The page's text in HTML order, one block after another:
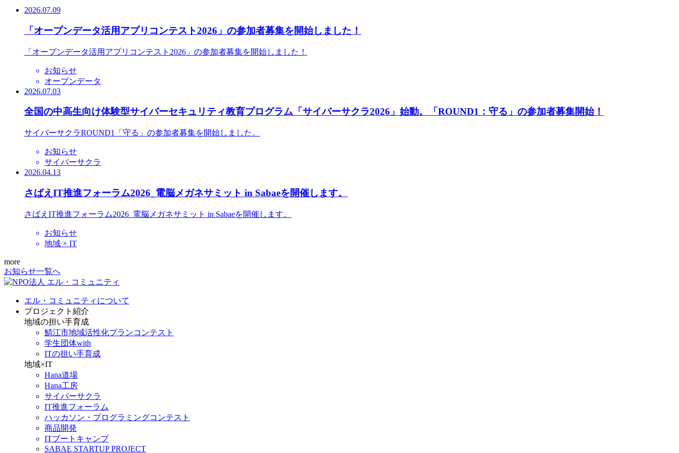
2026.07.09
「オープンデータ活用アプリコンテスト2026」の参加者募集を開始しました！
「オープンデータ活用アプリコンテスト2026」の参加者募集を開始しました！
お知らせ
オープンデータ
2026.07.03
全国の中高生向け体験型サイバーセキュリティ教育プログラム「サイバーサクラ2026」始動。「ROUND1：守る」の参加者募集開始！
サイバーサクラROUND1「守る」の参加者募集を開始しました。
お知らせ
サイバーサクラ
2026.04.13
さばえIT推進フォーラム2026_電脳メガネサミット in Sabaeを開催します。
さばえIT推進フォーラム2026_電脳メガネサミット in Sabaeを開催します。
お知らせ
地域 × IT
more
お知らせ一覧へ
エル・コミュニティについて
プロジェクト紹介
地域の担い手育成
鯖江市地域活性化プランコンテスト
学生団体with
ITの担い手育成
地域×IT
Hana道場
Hana工房
サイバーサクラ
IT推進フォーラム
ハッカソン・プログラミングコンテスト
商品開発
ITブートキャンプ
SABAE STARTUP PROJECT